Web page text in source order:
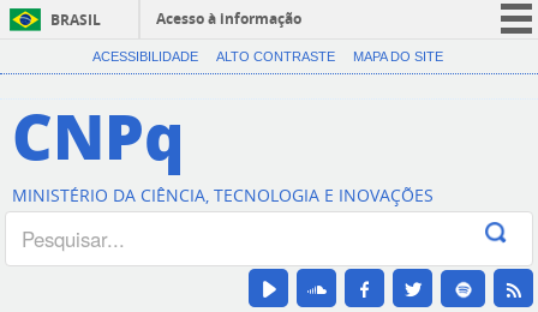
BRASIL
Acesso à informação
CORONAVÍRUS (COVID-19)
Canais
ACESSIBILIDADE ALTO CONTRASTE MAPA DO SITE
CNPq
MINISTÉRIO DA CIÊNCIA, TECNOLOGIA E INOVAÇÕES